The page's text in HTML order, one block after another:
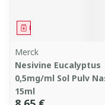
Médicament
Merck
Nesivine Eucalyptus
0,5mg/ml Sol Pulv
15ml